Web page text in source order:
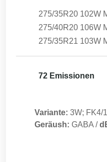
275/35R20 102W
275/40R20 106W
275/35R21 103W
72 Emissionen
Variante: 3W; FK4/
Geräush: GABA /